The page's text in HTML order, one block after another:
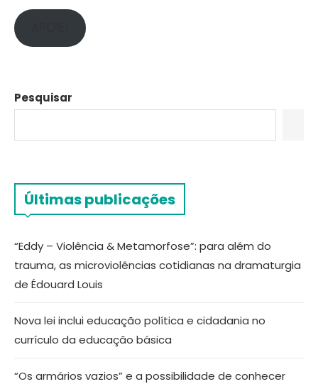
Pesquisar
Últimas publicações
“Eddy – Violência & Metamorfose”: para além do
trauma, as microviolências cotidianas na dramaturgia
de Édouard Louis
Nova lei inclui educação política e cidadania no
currículo da educação básica
“Os armários vazios” e a possibilidade de conhecer